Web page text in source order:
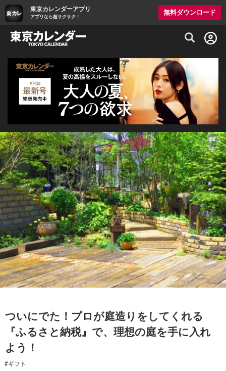
東京カレンダーアプリ
アプリなら超サクサク！
無料ダウンロード
グルメ情報・プレミアムレストラン予約
ついにでた！プロが庭造りをしてくれる
『ふるさと納税』で、理想の庭を手に入れ
よう！
#ギフト